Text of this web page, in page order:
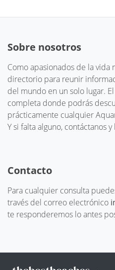
Sobre nosotros
Como apasionados de la
directorio para reunir
del mundo en un solo lugar.
completa donde podrás
prácticamente cualquier
Y si falta alguno, contáctanos
Contacto
Para cualquier consulta
través del correo electrónico
te responderemos lo antes